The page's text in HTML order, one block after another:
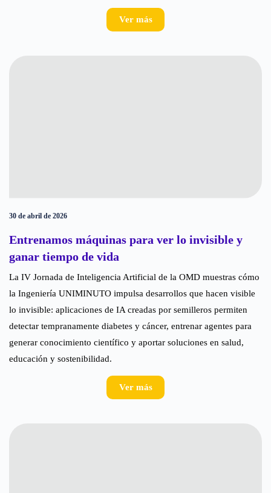
Ver más
30 de abril de 2026
Entrenamos máquinas para ver lo invisible y
ganar tiempo de vida
La IV Jornada de Inteligencia Artificial de la OMD muestras cómo
la Ingeniería UNIMINUTO impulsa desarrollos que hacen visible
lo invisible: aplicaciones de IA creadas por semilleros permiten
detectar tempranamente diabetes y cáncer, entrenar agentes para
generar conocimiento científico y aportar soluciones en salud,
educación y sostenibilidad.
Ver más